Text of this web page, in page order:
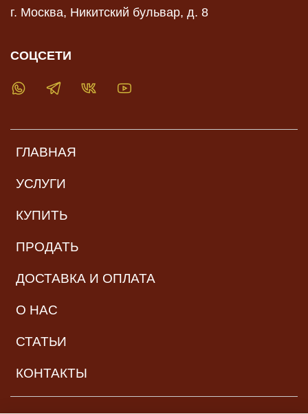
ГЛАВНАЯ
УСЛУГИ
КУПИТЬ
ПРОДАТЬ
ДОСТАВКА И ОПЛАТА
О НАС
СТАТЬИ
КОНТАКТЫ
г. Москва, Никитский бульвар, д. 8
СОЦСЕТИ